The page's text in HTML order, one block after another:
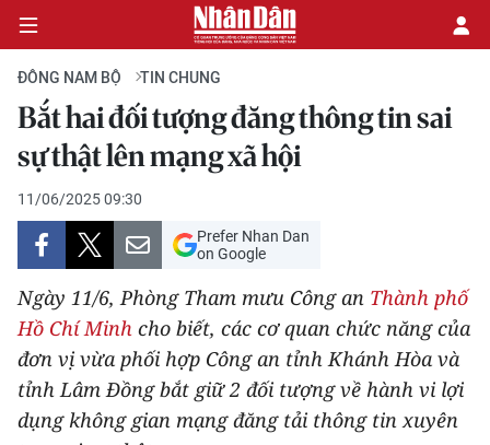
CHÍNH TRỊ
KINH TẾ
VĂN HÓA
XÃ HỘI
PHÁP LUẬT
DU LỊCH
ĐÔNG NAM BỘ TIN CHUNG
Bắt hai đối tượng đăng thông tin sai
sự thật lên mạng xã hội
11/06/2025 09:30
Prefer Nhan Dan
on Google
Ngày 11/6, Phòng Tham mưu Công an Thành phố
Hồ Chí Minh cho biết, các cơ quan chức năng của
đơn vị vừa phối hợp Công an tỉnh Khánh Hòa và
tỉnh Lâm Đồng bắt giữ 2 đối tượng về hành vi lợi
dụng không gian mạng đăng tải thông tin xuyên